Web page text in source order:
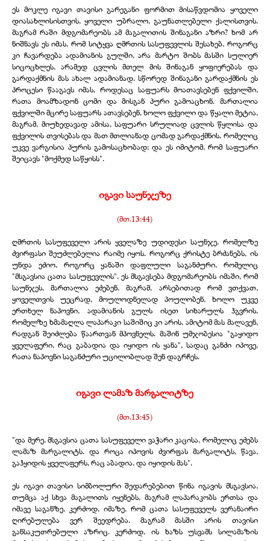
ეს მოკლე იგავი თავისი გარეგანი ფორმით მისაწვდომია ყოველი
დიასახლისისთვის, ყოველი უბრალო, გაუნათლებელი ქალისთვის.
მაგრამ რაში მდგომარეობს ამ მაგალითის შინაგანი აზრი? ხომ არ
ნიშნავს ეს იმას, რომ სიტყვა ღმრთის სასუფევლის შესახებ, როგორც
კი ჩავარდება ადამიანის გულში, არა მარტო შობს მასში სულიერ
სიცოცხლეს, არამედ ცვლის მთელ მის შინაგან ყოფიერებას და
გარდაქმნის მას ახალ ადამიანად. სწორედ შინაგანი გარდაქმნის ეს
პროცესი წააგავს იმას, როდესაც საფუარს მოათავსებენ ფქვილში,
რათა მოამზადონ ცომი და მისგან პური გამოაცხონ. მართალია
ფქვილში მცირე საფუარს ათავსებენ, ხოლო ფქვილი და წყალი მეტია,
მაგრამ, მიუხედავად ამისა, საფუარი სრულიად ცვლის წყლისა და
ფქვილის თვისებას და მათ მთლიანად ცომად გარდაქმნის, რომელიც
უკვე ვარგისია პურის გამოსაცხობად; და ეს იმიტომ, რომ საფუარი
შეიცავს "მოქმედ საწყისს".
იგავი საუნჯეზე
(მთ.13:44)
ღმრთის სასუფეველი არის ყველაზე უდიდესი საუნჯე, რომელზე
ძვირფასი შეუძლებელია რაიმე იყოს. როგორც ქრისტე ბრძანებს, ის
უნდა ეძიო, როგორც ყანაში დაფლული საგანძური, რომელიც
"მსგავსია ცათა სასუფევლის". ეს მსგავსება მდგომარეობს იმაში, რომ
საუნჯეს, მართალია ეძებენ, მაგრამ, არსებითად რომ ვთქვათ,
ყოველთვის უეცრად, მოულოდნელად პოულობენ, ხოლო უკვე
ერთხელ ნაპოვნი, ადამიანის გულს ისეთ სიხარულს ჰგვრის,
რომელზე ხმამაღლა ლაპარაკი საშიშიც კი არის, ამიტომ მას მალავენ,
რადგან შეიძლება წაართვან მპოვნელს. მაშინ უმჯობესია "გაყიდო
ყველაფერი, რაც გაბადია და იყიდო ის ყანა", სადაც განძი იპოვე,
რათა ნაპოვნი საგანძური უცილობლად შენ დაგრჩეს.
იგავი ლამაზ მარგალიტზე
(მთ.13:45)
"და მერე, მსგავსია ცათა სასუფეველი ვაჭარი კაცისა, რომელიც ეძებს
ლამაზ მარგალიტს. და როცა იპოვის ძვირფას მარგალიტს, წავა,
გაჰყიდის ყველაფერს, რაც აბადია, და იყიდის მას".
ეს იგავი თავისი სიმბოლური შედარებებით წინა იგავის მსგავსია,
თუმცა აქ სხვა მაგალითს იყენებს, მაგრამ ლაპარაკობს ერთსა და
იმავე საგანზე, კერძოდ, იმაზე, რომ ცათა სასუფეველს ვერანაირი
ღირებულება ვერ შეედრება. მაგრამ მასში არის თავისი
განსაკუთრებული აზრიც. კერძოდ, ის ხაზს უსვამს სილამაზის